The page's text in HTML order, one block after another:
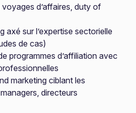
d’affaires, duty of
axé sur l’expertise sectorielle
de cas)
programmes d’affiliation avec
marketing ciblant les
directeurs